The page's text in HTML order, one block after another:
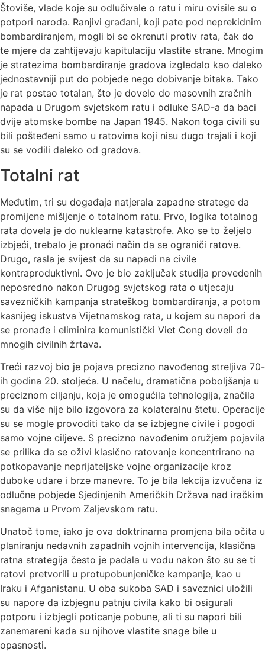
Štoviše, vlade koje su odlučivale o ratu i miru ovisile su o
potpori naroda. Ranjivi građani, koji pate pod neprekidnim
bombardiranjem, mogli bi se okrenuti protiv rata, čak do
te mjere da zahtijevaju kapitulaciju vlastite strane. Mnogim
je stratezima bombardiranje gradova izgledalo kao daleko
jednostavniji put do pobjede nego dobivanje bitaka. Tako
je rat postao totalan, što je dovelo do masovnih zračnih
napada u Drugom svjetskom ratu i odluke SAD-a da baci
dvije atomske bombe na Japan 1945. Nakon toga civili su
bili pošteđeni samo u ratovima koji nisu dugo trajali i koji
su se vodili daleko od gradova.
Totalni rat
Međutim, tri su događaja natjerala zapadne stratege da
promijene mišljenje o totalnom ratu. Prvo, logika totalnog
rata dovela je do nuklearne katastrofe. Ako se to željelo
izbjeći, trebalo je pronaći način da se ograniči ratove.
Drugo, rasla je svijest da su napadi na civile
kontraproduktivni. Ovo je bio zaključak studija provedenih
neposredno nakon Drugog svjetskog rata o utjecaju
savezničkih kampanja strateškog bombardiranja, a potom
kasnijeg iskustva Vijetnamskog rata, u kojem su napori da
se pronađe i eliminira komunistički Viet Cong doveli do
mnogih civilnih žrtava.
Treći razvoj bio je pojava precizno navođenog streljiva 70-
ih godina 20. stoljeća. U načelu, dramatična poboljšanja u
preciznom ciljanju, koja je omogućila tehnologija, značila
su da više nije bilo izgovora za kolateralnu štetu. Operacije
su se mogle provoditi tako da se izbjegne civile i pogodi
samo vojne ciljeve. S precizno navođenim oružjem pojavila
se prilika da se oživi klasično ratovanje koncentrirano na
potkopavanje neprijateljske vojne organizacije kroz
duboke udare i brze manevre. To je bila lekcija izvučena iz
odlučne pobjede Sjedinjenih Američkih Država nad iračkim
snagama u Prvom Zaljevskom ratu.
Unatoč tome, iako je ova doktrinarna promjena bila očita u
planiranju nedavnih zapadnih vojnih intervencija, klasična
ratna strategija često je padala u vodu nakon što su se ti
ratovi pretvorili u protupobunjeničke kampanje, kao u
Iraku i Afganistanu. U oba sukoba SAD i saveznici uložili
su napore da izbjegnu patnju civila kako bi osigurali
potporu i izbjegli poticanje pobune, ali ti su napori bili
zanemareni kada su njihove vlastite snage bile u
opasnosti.